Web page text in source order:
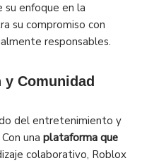
su enfoque en la
su compromiso con
responsables.
Comunidad
del entretenimiento y
una plataforma que
colaborativo, Roblox